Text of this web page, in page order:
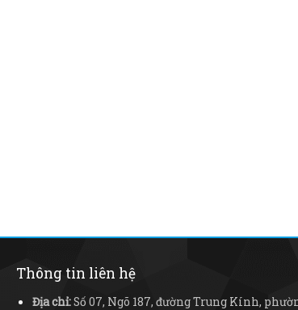
Thông tin liên hệ
Địa chỉ:Số 07, Ngõ 187, đường Trung Kính,